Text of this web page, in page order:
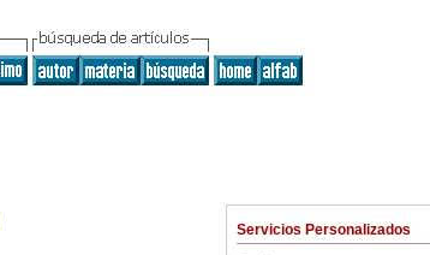
Servicios Personalizados